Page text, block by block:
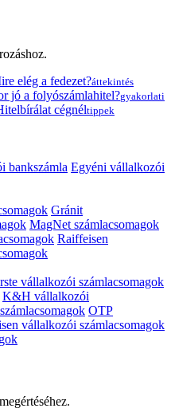
elég a fedezet?áttekintés
jó a folyószámlahitel?gyakorlati
cégnéltippek
bankszámla Egyéni vállalkozói
Gránit
MagNet számlacsomagok
Raiffeisen
vállalkozói számlacsomagok
K&H vállalkozói
OTP
vállalkozói számlacsomagok